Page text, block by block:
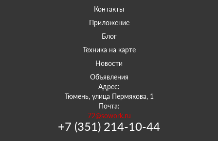
Контакты
Приложение
Блог
Техника на карте
Новости
Объявления
Адрес:
Тюмень, улица Пермякова, 1
Почта:
72@sowork.ru
+7 (351) 214-10-44